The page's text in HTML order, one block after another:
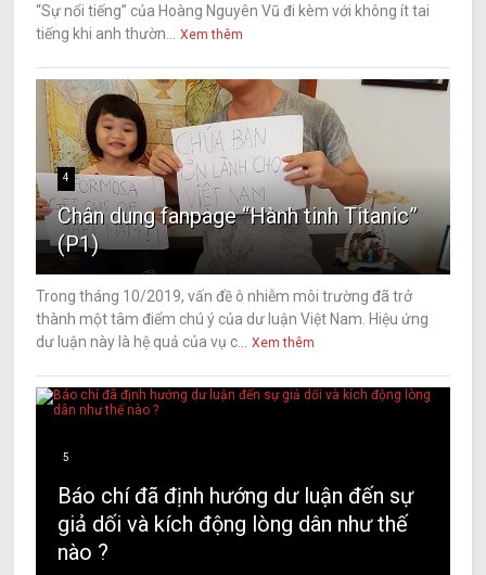
“Sự nổi tiếng” của Hoàng Nguyên Vũ đi kèm với không ít tai
tiếng khi anh thườn...
Xem thêm
4
Chân dung fanpage “Hành tinh Titanic”
(P1)
Trong tháng 10/2019, vấn đề ô nhiễm môi trường đã trở
thành một tâm điểm chú ý của dư luận Việt Nam. Hiệu ứng
dư luận này là hệ quả của vụ c...
Xem thêm
5
Báo chí đã định hướng dư luận đến sự
giả dối và kích động lòng dân như thế
nào ?